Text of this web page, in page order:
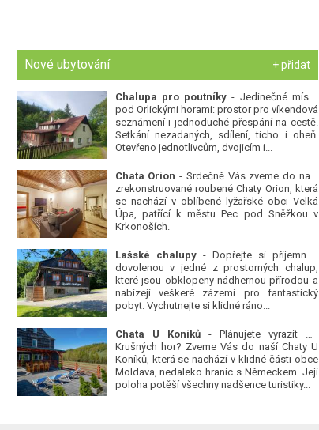
Nové ubytování + přidat
Chalupa pro poutníky - Jedinečné místo
pod Orlickými horami: prostor pro víkendová
seznámení i jednoduché přespání na cestě.
Setkání nezadaných, sdílení, ticho i oheň.
Otevřeno jednotlivcům, dvojicím i...
Chata Orion - Srdečně Vás zveme do naší
zrekonstruované roubené Chaty Orion, která
se nachází v oblíbené lyžařské obci Velká
Úpa, patřící k městu Pec pod Sněžkou v
Krkonoších.
Lašské chalupy- Dopřejte si příjemnou
dovolenou v jedné z prostorných chalup,
které jsou obklopeny nádhernou přírodou a
nabízejí veškeré zázemí pro fantastický
pobyt. Vychutnejte si klidné ráno...
Chata U Koníků- Plánujete vyrazit do
Krušných hor? Zveme Vás do naší Chaty U
Koníků, která se nachází v klidné části obce
Moldava, nedaleko hranic s Německem. Její
poloha potěší všechny nadšence turistiky...